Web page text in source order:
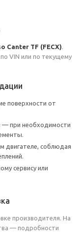
Canter TF (FECX).
VIN или по текущему
поверхности от
— при необходимости
двигателе, соблюдая
сервису или
производителя. На
— подробности